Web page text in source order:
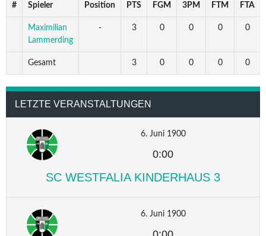
# Spieler Position PTS FGM 3PM FTM FTA
Maximilian
Lammerding
- 3 0 0 0 0
Gesamt 3 0 0 0 0
LETZTE VERANSTALTUNGEN
6. Juni 1900
0:00
SC WESTFALIA KINDERHAUS 3
6. Juni 1900